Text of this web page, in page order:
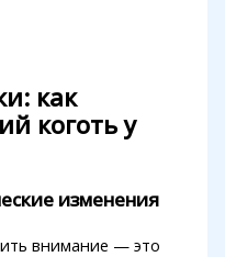
как
коготь у
изменения
внимание — это